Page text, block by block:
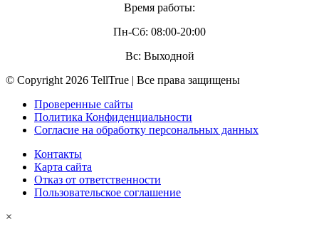
Время работы:
Пн-Сб: 08:00-20:00
Вс: Выходной
© Copyright 2026 TellTrue | Все права защищены
Проверенные сайты
Политика Конфиденциальности
Согласие на обработку персональных данных
Контакты
Карта сайта
Отказ от ответственности
Пользовательское соглашение
×